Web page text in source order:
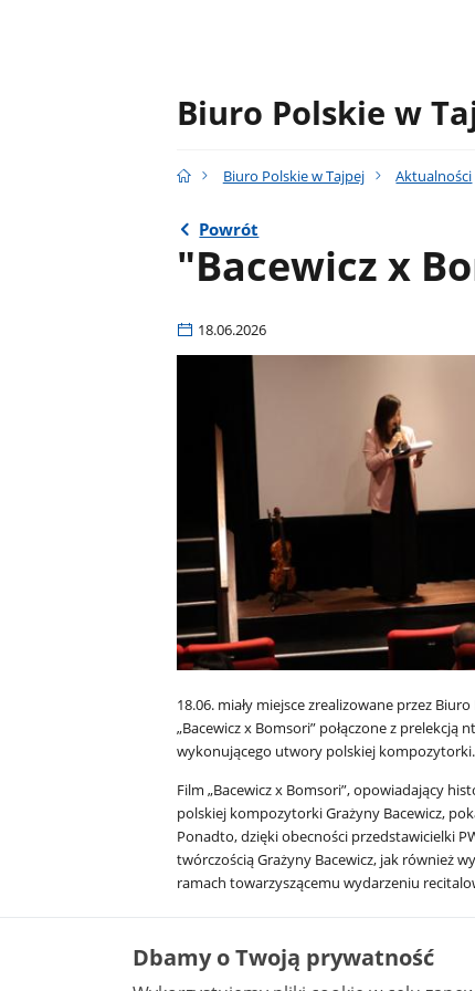
Biuro Polskie w
Biuro Polskie w Tajpej Aktualności
Powrót
"Bacewicz x
18.06.2026
18.06. miały miejsce zrealizowane przez
„Bacewicz x Bomsori” połączone z
wykonującego utwory polskiej kompozytorki.
Film „Bacewicz x Bomsori”, opowiadający
polskiej kompozytorki Grażyny Bacewicz,
Ponadto, dzięki obecności przedstawicielki
twórczością Grażyny Bacewicz, jak również
ramach towarzyszącemu wydarzeniu
W wydarzeniu, które zgromadziło
Polskiego w Tajpej – P. Janusz Bilski,
zagranicznych rezydujących na Tajwanie, jak
Dbamy o Twoją prywatność